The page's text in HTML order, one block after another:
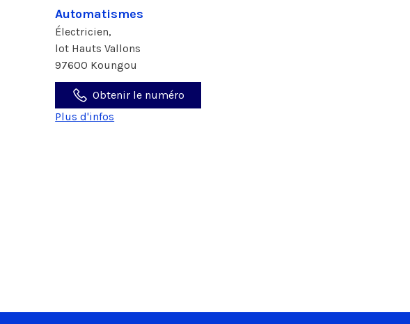
Automatismes
Électricien,
lot Hauts Vallons
97600 Koungou
Obtenir le numéro
Plus d'infos